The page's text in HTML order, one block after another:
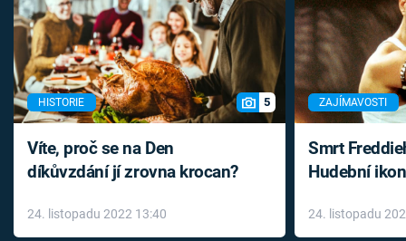
HISTORIE 5
Víte, proč se na Den
díkůvzdání jí zrovna krocan?
24. listopadu 2022 13:40
ZAJÍMAVOSTI
Smrt
Hudební
léky
24. listopadu